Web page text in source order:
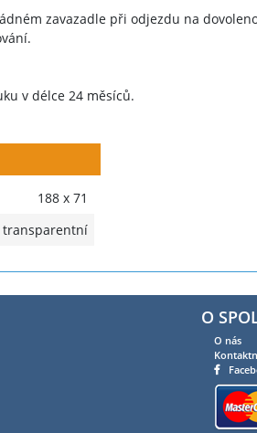
zavazadle při odjezdu na
v délce 24 měsíců.
188 x 71
transparentní
O
O nás